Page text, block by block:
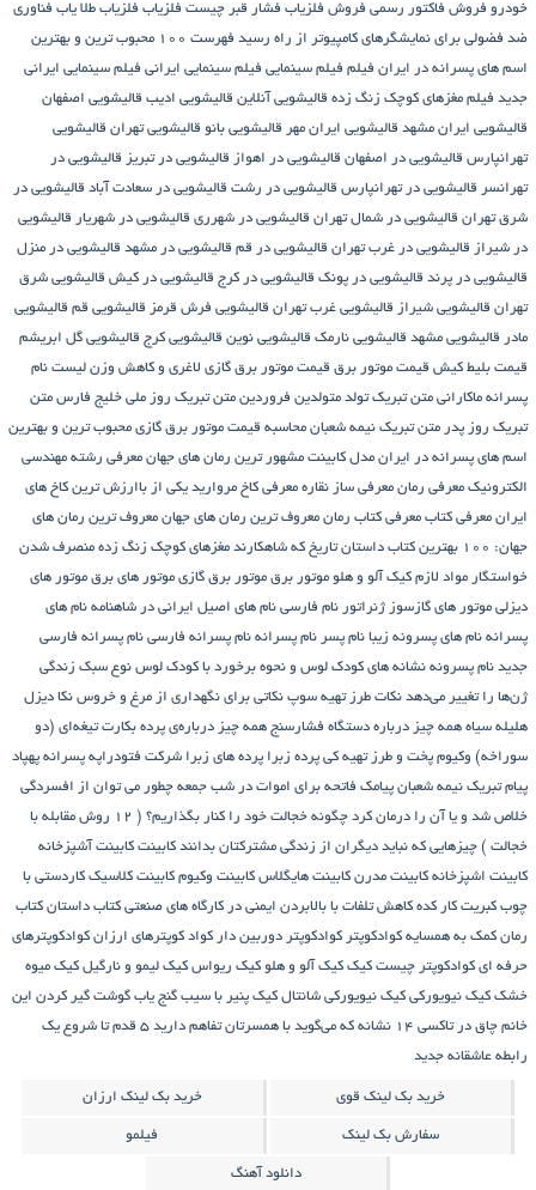
خودرو فروش فاکتور رسمی فروش فلزیاب فشار قبر چیست فلزیاب فلزیاب طلا یاب فناوری
ضد فضولی برای نمایشگرهای کامپیوتر از راه رسید
فهرست ۱۰۰ محبوب ترین و بهترین
اسم های پسرانه در ایران فیلم فیلم سینمایی فیلم سینمایی ایرانی فیلم سینمایی ایرانی
جدید فیلم مغزهای کوچک زنگ زده قالیشویی آنلاین قالیشویی ادیب قالیشویی اصفهان
قالیشویی ایران مشهد قالیشویی ایران مهر قالیشویی بانو قالیشویی تهران قالیشویی
تهرانپارس قالیشویی در اصفهان قالیشویی در اهواز قالیشویی در تبریز قالیشویی در
تهرانسر قالیشویی در تهرانپارس قالیشویی در رشت قالیشویی در سعادت آباد قالیشویی در
شرق تهران قالیشویی در شمال تهران قالیشویی در شهرری قالیشویی در شهریار قالیشویی
در شیراز قالیشویی در غرب تهران قالیشویی در قم قالیشویی در مشهد قالیشویی در منزل
قالیشویی در پرند قالیشویی در پونک قالیشویی در کرج قالیشویی در کیش قالیشویی شرق
تهران قالیشویی شیراز قالیشویی غرب تهران قالیشویی فرش قرمز قالیشویی قم قالیشویی
مادر قالیشویی مشهد قالیشویی نارمک قالیشویی نوین قالیشویی کرج قالیشویی گل ابریشم
قیمت بلیط کیش قیمت موتور برق قیمت موتور برق گازی لاغری و کاهش وزن لیست نام
پسرانه ماکارانی متن تبریک تولد متولدین فروردین متن تبریک روز ملی خلیج فارس متن
تبریک روز پدر متن تبریک نیمه شعبان محاسبه قیمت موتور برق گازی محبوب ترین و بهترین
اسم های پسرانه در ایران مدل کابینت مشهور ترین رمان های جهان معرفی رشته مهندسی
الکترونیک معرفی رمان معرفی ساز نقاره معرفی کاخ مروارید یکی از باارزش ترین کاخ های
ایران معرفی کتاب معرفی کتاب رمان معروف ترین رمان های جهان معروف ترین رمان های
جهان: ۱۰۰ بهترین کتاب داستان تاریخ که شاهکارند
مغزهای کوچک زنگ زده منصرف شدن
خواستگار مواد لازم کیک آلو و هلو موتور برق موتور برق گازی موتور های برق موتور های
دیزلی موتور های گازسوز ژنراتور نام فارسی نام های اصیل ایرانی در شاهنامه نام های
پسرانه نام های پسرونه زیبا نام پسر نام پسرانه نام پسرانه فارسی نام پسرانه فارسی
جدید نام پسرونه نشانه های کودک لوس و نحوه برخورد با کودک لوس نوع سبک زندگی
ژن‌ها را تغییر می‌دهد نکات طرز تهیه سوپ نکاتی برای نگهداری از مرغ و خروس نکا دیزل
هلیله سیاه همه چیز درباره دستگاه فشارسنج همه چیز درباره‌ی پرده بکارت تیغه‌ای (دو
سوراخه) وکیوم پخت و طرز تهیه کی پرده زبرا پرده های زبرا شرکت فتودراپه پسرانه پهپاد
پیام تبریک نیمه شعبان پیامک فاتحه برای اموات در شب جمعه چطور می توان از افسردگی
خلاص شد و یا آن را درمان کرد
چگونه خجالت خود را کنار بگذاریم؟ ( 12 روش مقابله با
خجالت ) چیزهایی که نباید دیگران از زندگی مشترکتان بدانند کابینت کابینت آشپزخانه
کابینت اشپزخانه کابینت مدرن کابینت هایگلاس کابینت وکیوم کابینت کلاسیک کاردستی با
چوب کبریت کار کده کاهش تلفات با بالابردن ایمنی در کارگاه های صنعتی کتاب داستان کتاب
رمان کمک به همسایه کوادکوپتر کوادکوپتر دوربین دار کواد کوپترهای ارزان کوادکوپترهای
حرفه ای کوادکوپتر چیست کیک کیک آلو و هلو کیک ریواس کیک لیمو و نارگیل کیک میوه
خشک کیک نیویورکی کیک نیویورکی شانتال کیک پنیر با سیب گنج‌ یاب گوشت گیر کردن این
خانم چاق در تاکسی ۱۴ نشانه که می‌گوید با همسرتان تفاهم دارید
۵ قدم تا شروع یک
رابطه عاشقانه جدید
خرید بک لینک قوی خرید بک لینک ارزان
سفارش بک لینک فیلمو
دانلود آهنگ